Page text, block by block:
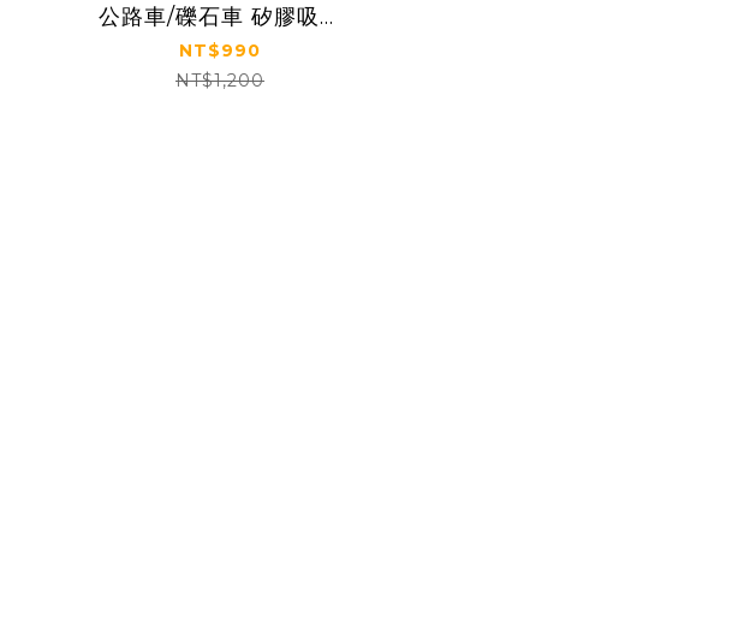
公路車/礫石車 矽膠吸震
握把帶
NT$990
NT$1,200